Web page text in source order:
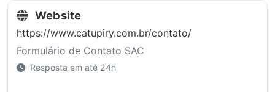
Website
https://www.catupiry.com.br/contato/
Formulário de Contato SAC
Resposta em até 24h